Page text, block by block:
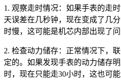
1. 观察走时情况：如果手表的走
天误差在几秒钟，现在变成了几
时慢，这可能是机芯内部出现了
2. 检查动力储存：正常情况下，
定的。如果发现手表的动力储存
时，现在只能走30小时，这也可